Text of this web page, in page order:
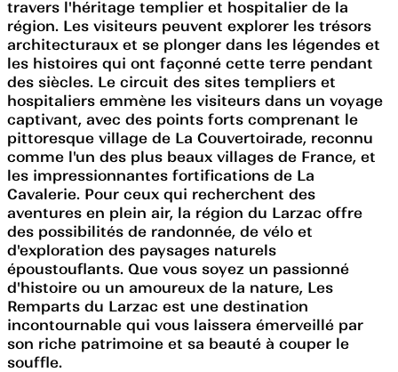
travers l'héritage templier et hospitalier de la
région. Les visiteurs peuvent explorer les trésors
architecturaux et se plonger dans les légendes et
les histoires qui ont façonné cette terre pendant
des siècles. Le circuit des sites templiers et
hospitaliers emmène les visiteurs dans un voyage
captivant, avec des points forts comprenant le
pittoresque village de La Couvertoirade, reconnu
comme l'un des plus beaux villages de France, et
les impressionnantes fortifications de La
Cavalerie. Pour ceux qui recherchent des
aventures en plein air, la région du Larzac offre
des possibilités de randonnée, de vélo et
d'exploration des paysages naturels
époustouflants. Que vous soyez un passionné
d'histoire ou un amoureux de la nature, Les
Remparts du Larzac est une destination
incontournable qui vous laissera émerveillé par
son riche patrimoine et sa beauté à couper le
souffle.